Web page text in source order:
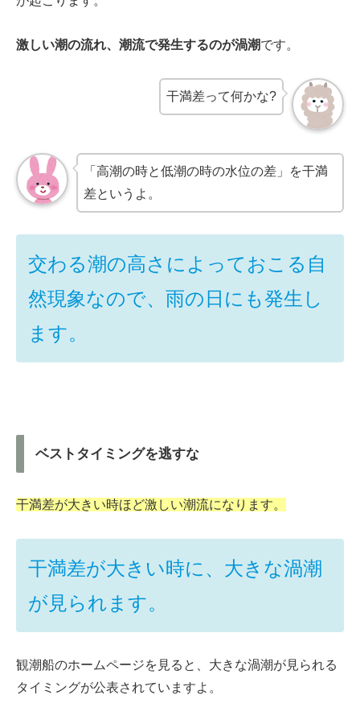
激しい潮の流れ、潮流で発生するのが渦潮です。
干満差って何かな?
「高潮の時と低潮の時の水位の差」を干満
差というよ。
交わる潮の高さによっておこる自
然現象なので、 雨の日にも発生し
ます。
ベストタイミングを逃すな
干満差が大きい時ほど激しい潮流になります。
干満差が大きい時に、大きな渦潮
が見られます。
観潮船のホームページを見ると、大きな渦潮が見られる
タイミングが公表されていますよ。